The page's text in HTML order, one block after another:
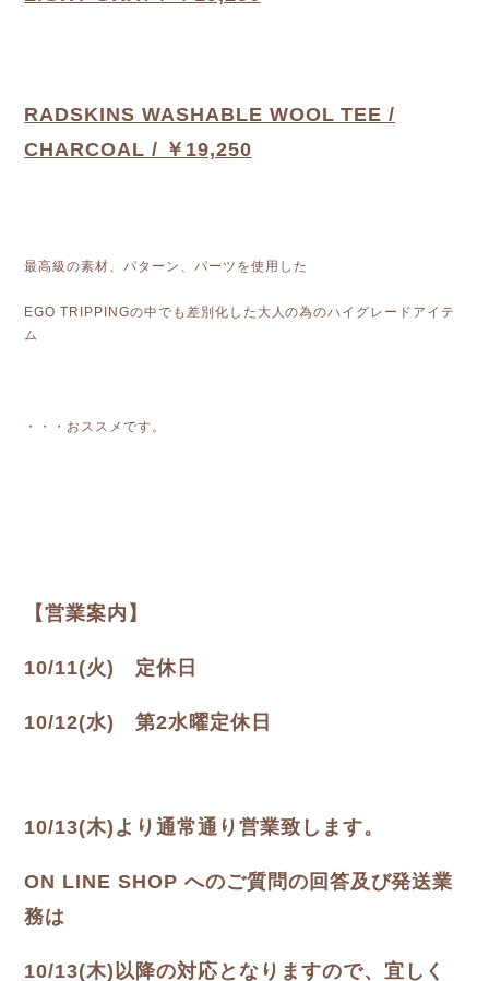
RADSKINS WASHABLE WOOL TEE /
CHARCOAL / ￥19,250
最高級の素材、パターン、パーツを使用した
EGO TRIPPINGの中でも差別化した大人の為のハイグレードアイテ
ム
・・・おススメです。
【営業案内】
10/11(火) 定休日
10/12(水) 第2水曜定休日
10/13(木)より通常通り営業致します。
ON LINE SHOP へのご質問の回答及び発送業
務は
10/13(木)以降の対応となりますので、宜しく